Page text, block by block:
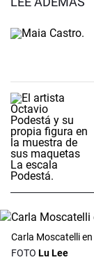
Carla Moscatelli en
Lu Lee